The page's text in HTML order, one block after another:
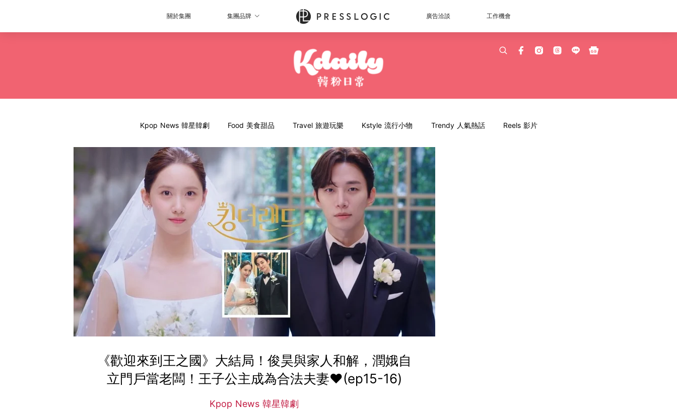
關於集團 集團品牌 廣告洽談 工作機會
Kpop News 韓星韓劇 Food 美食甜品 Travel 旅遊玩樂 Kstyle 流行小物 Trendy 人氣熱話 Reels 影片
《歡迎來到王之國》大結局！俊昊與家人和解，潤娥自
立門戶當老闆！王子公主成為合法夫妻❤(ep15-16)
Kpop News 韓星韓劇